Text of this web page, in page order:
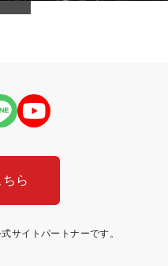
ら
サイトパートナーです。